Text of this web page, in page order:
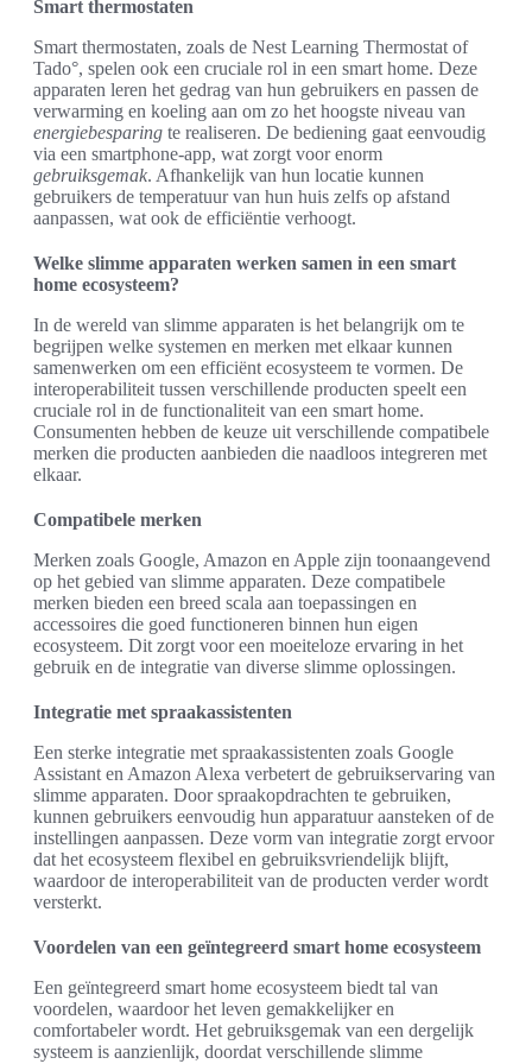
Smart thermostaten
Smart thermostaten, zoals de Nest Learning Thermostat of
Tado°, spelen ook een cruciale rol in een smart home. Deze
apparaten leren het gedrag van hun gebruikers en passen de
verwarming en koeling aan om zo het hoogste niveau van
energiebesparing te realiseren. De bediening gaat eenvoudig
via een smartphone-app, wat zorgt voor enorm
gebruiksgemak. Afhankelijk van hun locatie kunnen
gebruikers de temperatuur van hun huis zelfs op afstand
aanpassen, wat ook de efficiëntie verhoogt.
Welke slimme apparaten werken samen in een smart
home ecosysteem?
In de wereld van slimme apparaten is het belangrijk om te
begrijpen welke systemen en merken met elkaar kunnen
samenwerken om een efficiënt ecosysteem te vormen. De
interoperabiliteit tussen verschillende producten speelt een
cruciale rol in de functionaliteit van een smart home.
Consumenten hebben de keuze uit verschillende compatibele
merken die producten aanbieden die naadloos integreren met
elkaar.
Compatibele merken
Merken zoals Google, Amazon en Apple zijn toonaangevend
op het gebied van slimme apparaten. Deze compatibele
merken bieden een breed scala aan toepassingen en
accessoires die goed functioneren binnen hun eigen
ecosysteem. Dit zorgt voor een moeiteloze ervaring in het
gebruik en de integratie van diverse slimme oplossingen.
Integratie met spraakassistenten
Een sterke integratie met spraakassistenten zoals Google
Assistant en Amazon Alexa verbetert de gebruikservaring van
slimme apparaten. Door spraakopdrachten te gebruiken,
kunnen gebruikers eenvoudig hun apparatuur aansteken of de
instellingen aanpassen. Deze vorm van integratie zorgt ervoor
dat het ecosysteem flexibel en gebruiksvriendelijk blijft,
waardoor de interoperabiliteit van de producten verder wordt
versterkt.
Voordelen van een geïntegreerd smart home ecosysteem
Een geïntegreerd smart home ecosysteem biedt tal van
voordelen, waardoor het leven gemakkelijker en
comfortabeler wordt. Het gebruiksgemak van een dergelijk
systeem is aanzienlijk, doordat verschillende slimme